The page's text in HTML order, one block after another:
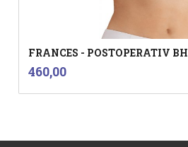
FRANCES - POSTOPERATIV BH
Pris
460,00